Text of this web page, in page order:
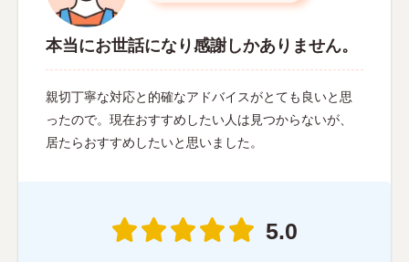
本当にお世話になり感謝しかありません。
親切丁寧な対応と的確なアドバイスがとても良いと思
ったので。現在おすすめしたい人は見つからないが、
居たらおすすめしたいと思いました。
5.0